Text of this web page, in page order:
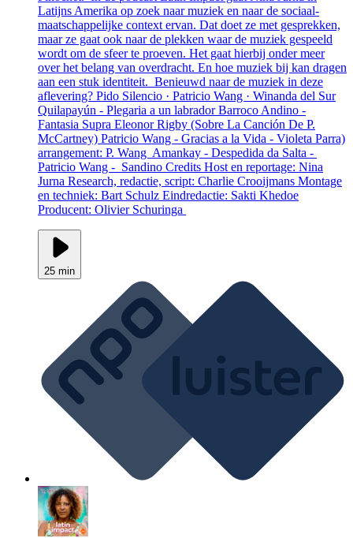
Latijns Amerika op zoek naar muziek en naar de sociaal-
maatschappelijke context ervan. Dat doet ze met gesprekken,
maar ze gaat ook naar de plekken waar de muziek gespeeld
wordt om de sfeer te proeven. Het gaat hierbij onder meer
over het belang van overdracht. En hoe muziek bij kan dragen
aan een stuk identiteit. Benieuwd naar de muziek in deze
aflevering? Pido Silencio · Patricio Wang · Winanda del Sur
Quilapayún - Plegaria a un labrador Barroco Andino -
Fantasia Supra Eleonor Rigby (Sobre La Canción De P.
McCartney) Patricio Wang - Gracias a la Vida - Violeta Parra)
arrangement: P. Wang Amankay - Despedida da Salta -
Patricio Wang - Sandino Credits Host en reportage: Nina
Jurna Research, redactie, script: Charlie Crooijmans Montage
en techniek: Bart Schulz Eindredactie: Sakti Khedoe
Producent: Olivier Schuringa
25 min